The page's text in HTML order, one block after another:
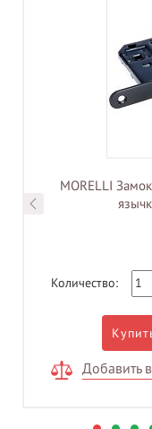
MORELLI
Количество:
Добавить